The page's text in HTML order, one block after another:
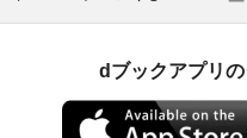
dブックアプリ